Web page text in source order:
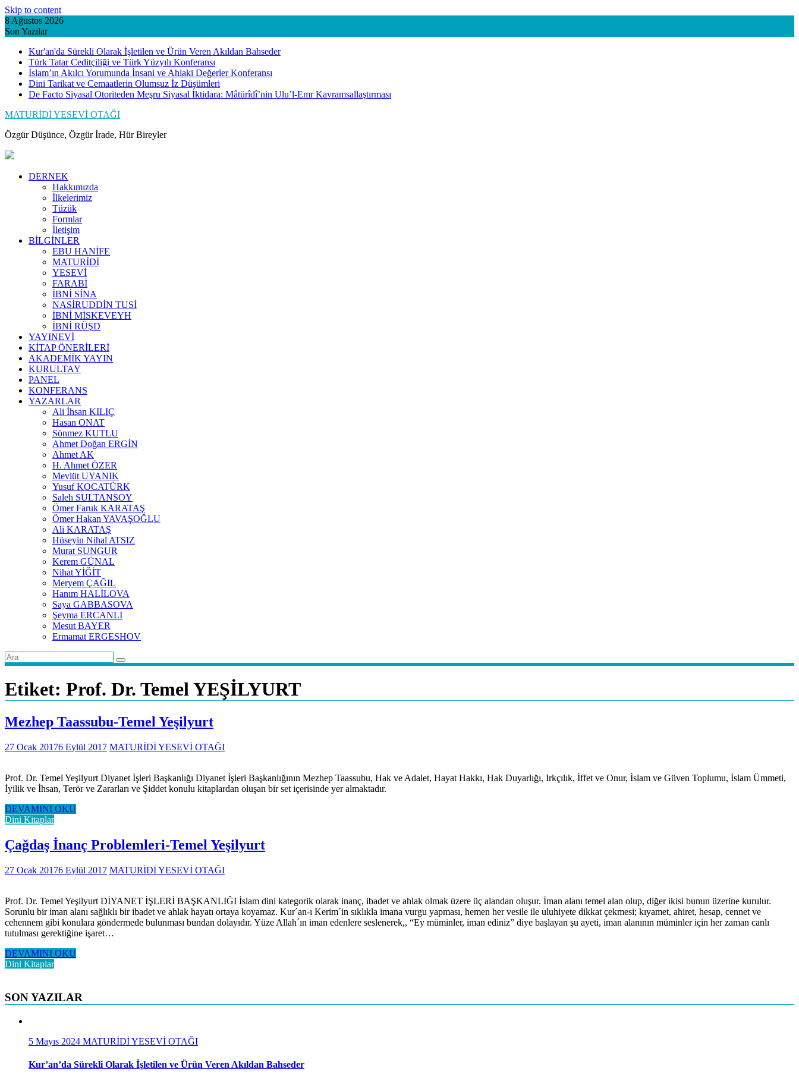
Skip to content
8 Ağustos 2026
Son Yazılar
Kur'an'da Sürekli Olarak İşletilen ve Ürün Veren Akıldan Bahseder
Türk Tatar Ceditçiliği ve Türk Yüzyılı Konferansı
İslam’ın Akılcı Yorumunda İnsani ve Ahlaki Değerler Konferansı
Dini Tarikat ve Cemaatlerin Olumsuz İz Düşümleri
De Facto Siyasal Otoriteden Meşru Siyasal İktidara: Mâtürîdî’nin Ulu’l-Emr Kavramsallaştırması
MATURİDİ YESEVİ OTAĞI
Özgür Düşünce, Özgür İrade, Hür Bireyler
DERNEK
Hakkımızda
İlkelerimiz
Tüzük
Formlar
İletişim
BİLGİNLER
EBU HANİFE
MATURİDİ
YESEVİ
FARABİ
İBNİ SİNA
NASİRUDDİN TUSİ
İBNİ MİSKEVEYH
İBNİ RÜŞD
YAYINEVİ
KİTAP ÖNERİLERİ
AKADEMİK YAYIN
KURULTAY
PANEL
KONFERANS
YAZARLAR
Ali İhsan KILIÇ
Hasan ONAT
Sönmez KUTLU
Ahmet Doğan ERGİN
Ahmet AK
H. Ahmet ÖZER
Mevlüt UYANIK
Yusuf KOCATÜRK
Saleh SULTANSOY
Ömer Faruk KARATAŞ
Ömer Hakan YAVAŞOĞLU
Ali KARATAŞ
Hüseyin Nihal ATSIZ
Murat SUNGUR
Kerem GÜNAL
Nihat YİĞİT
Meryem ÇAĞIL
Hanım HALİLOVA
Saya GABBASOVA
Şeyma ERCANLI
Mesut BAYER
Ermamat ERGESHOV
Etiket: Prof. Dr. Temel YEŞİLYURT
Mezhep Taassubu-Temel Yeşilyurt
27 Ocak 20176 Eylül 2017 MATURİDİ YESEVİ OTAĞI
Prof. Dr. Temel Yeşilyurt Diyanet İşleri Başkanlığı Diyanet İşleri Başkanlığının Mezhep Taassubu, Hak ve Adalet, Hayat Hakkı, Hak Duyarlığı, Irkçılık, İffet ve Onur, İslam ve Güven Toplumu, İslam Ümmeti,
İyilik ve İhsan, Terör ve Zararları ve Şiddet konulu kitaplardan oluşan bir set içerisinde yer almaktadır.
DEVAMINI OKU
Dini Kitaplar
Çağdaş İnanç Problemleri-Temel Yeşilyurt
27 Ocak 20176 Eylül 2017 MATURİDİ YESEVİ OTAĞI
Prof. Dr. Temel Yeşilyurt DİYANET İŞLERİ BAŞKANLIĞI İslam dini kategorik olarak inanç, ibadet ve ahlak olmak üzere üç alandan oluşur. İman alanı temel alan olup, diğer ikisi bunun üzerine kurulur.
Sorunlu bir iman alanı sağlıklı bir ibadet ve ahlak hayatı ortaya koyamaz. Kur´an-ı Kerim´in sıklıkla imana vurgu yapması, hemen her vesile ile uluhiyete dikkat çekmesi; kıyamet, ahiret, hesap, cennet ve
cehennem gibi konulara göndermede bulunması bundan dolayıdır. Yüze Allah´ın iman edenlere seslenerek,, “Ey müminler, iman ediniz” diye başlayan şu ayeti, iman alanının müminler için her zaman canlı
tutulması gerektiğine işaret…
DEVAMINI OKU
Dini Kitaplar
SON YAZILAR
5 Mayıs 2024 MATURİDİ YESEVİ OTAĞI
Kur’an’da Sürekli Olarak İşletilen ve Ürün Veren Akıldan Bahseder